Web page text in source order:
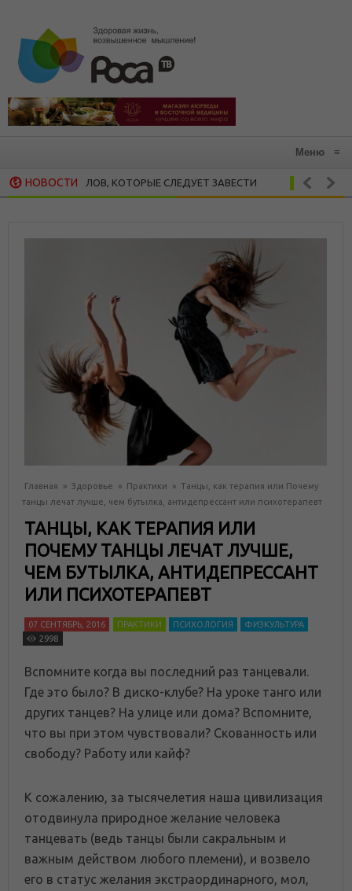
Меню ≡
НОВОСТИКОТОРЫЕ СЛЕДУЕТ ЗАВЕСТИ ЗДОРОВАЯ КУХНЯ
Главная » Здоровье » Практики » Танцы, как терапия или Почему
танцы лечат лучше, чем бутылка, антидепрессант или психотерапевт
ТАНЦЫ, КАК ТЕРАПИЯ ИЛИ
ПОЧЕМУ ТАНЦЫ ЛЕЧАТ ЛУЧШЕ,
ЧЕМ БУТЫЛКА, АНТИДЕПРЕССАНТ
ИЛИ ПСИХОТЕРАПЕВТ
07 СЕНТЯБРЬ, 2016 ПРАКТИКИ ПСИХОЛОГИЯ
ФИЗКУЛЬТУРА
2998
Вспомните когда вы последний раз танцевали.
Где это было? В диско-клубе? На уроке танго или
других танцев? На улице или дома? Вспомните,
что вы при этом чувствовали? Скованность или
свободу? Работу или кайф?
К сожалению, за тысячелетия наша цивилизация
отодвинула природное желание человека
танцевать (ведь танцы были сакральным и
важным действом любого племени), и возвело
его в статус желания экстраординарного, мол,